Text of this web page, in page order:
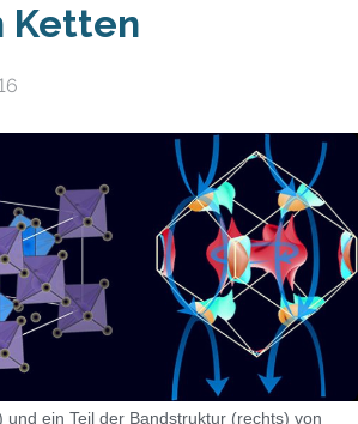
Ketten
und ein Teil der Bandstruktur (rechts) von